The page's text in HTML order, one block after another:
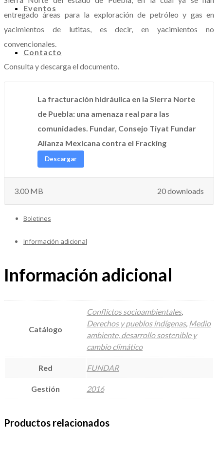
Eventos
Contacto
entregado áreas para la exploración de petróleo y gas en
yacimientos de lutitas, es decir, en yacimientos no
convencionales.
Consulta y descarga el documento.
La fracturación hidráulica en la Sierra Norte
de Puebla: una amenaza real para las
comunidades. Fundar, Consejo Tiyat Fundar
Alianza Mexicana contra el Fracking
Descargar
20 downloads
3.00 MB
Boletines
Información adicional
Información adicional
Catálogo
Conflictos socioambientales,
Derechos y pueblos indígenas, Medio
ambiente, desarrollo sostenible y
cambio climático
Red FUNDAR
Gestión 2016
Productos relacionados